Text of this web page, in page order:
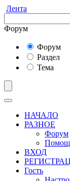
Лента
Форум
Форум
Раздел
Тема
НАЧАЛО
РАЗНОЕ
Форум
ВХОД
Гость